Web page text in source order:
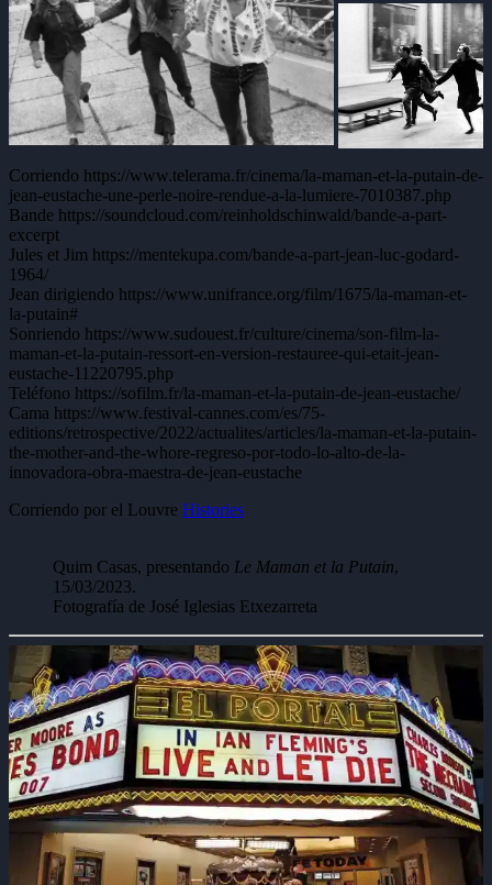
Corriendo https://www.telerama.fr/cinema/la-maman-et-la-putain-de-
jean-eustache-une-perle-noire-rendue-a-la-lumiere-7010387.php
Bande https://soundcloud.com/reinholdschinwald/bande-a-part-
excerpt
Jules et Jim https://mentekupa.com/bande-a-part-jean-luc-godard-
1964/
Jean dirigiendo https://www.unifrance.org/film/1675/la-maman-et-
la-putain#
Sonriendo https://www.sudouest.fr/culture/cinema/son-film-la-
maman-et-la-putain-ressort-en-version-restauree-qui-etait-jean-
eustache-11220795.php
Teléfono https://sofilm.fr/la-maman-et-la-putain-de-jean-eustache/
Cama https://www.festival-cannes.com/es/75-
editions/retrospective/2022/actualites/articles/la-maman-et-la-putain-
the-mother-and-the-whore-regreso-por-todo-lo-alto-de-la-
innovadora-obra-maestra-de-jean-eustache
Corriendo por el Louvre Histories
Quim Casas, presentando Le Maman et la Putain,
15/03/2023.
Fotografía de José Iglesias Etxezarreta